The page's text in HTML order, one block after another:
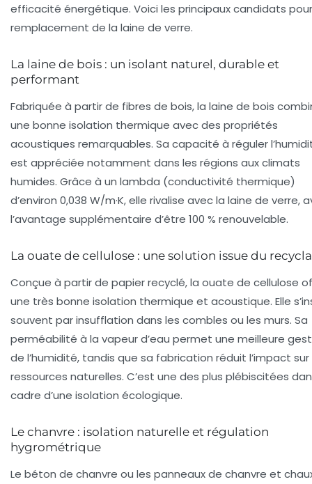
efficacité énergétique. Voici les principaux candidats
remplacement de la laine de verre.
La laine de bois : un isolant naturel, durable et
performant
Fabriquée à partir de fibres de bois, la laine de bois
une bonne isolation thermique avec des propriétés
acoustiques remarquables. Sa capacité à réguler
est appréciée notamment dans les régions aux climats
humides. Grâce à un lambda (conductivité thermique)
d’environ 0,038 W/m·K, elle rivalise avec la laine de verre,
l’avantage supplémentaire d’être 100 % renouvelable.
La ouate de cellulose : une solution issue du
Conçue à partir de papier recyclé, la ouate de cellulose
une très bonne isolation thermique et acoustique. Elle
souvent par insufflation dans les combles ou les murs. Sa
perméabilité à la vapeur d’eau permet une meilleure
de l’humidité, tandis que sa fabrication réduit l’impact sur
ressources naturelles. C’est une des plus plébiscitées
cadre d’une isolation écologique.
Le chanvre : isolation naturelle et régulation
hygrométrique
Le béton de chanvre ou les panneaux de chanvre et